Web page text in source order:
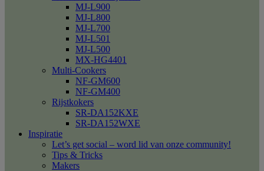
MJ-L900
MJ-L800
MJ-L700
MJ-L501
MJ-L500
MX-HG4401
Multi-Cookers
NF-GM600
NF-GM400
Rijstkokers
SR-DA152KXE
SR-DA152WXE
Inspiratie
Let’s get social – word lid van onze community!
Tips & Tricks
Makers